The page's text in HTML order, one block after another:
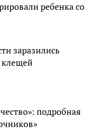
ребенка со
заразились
клещей
подробная